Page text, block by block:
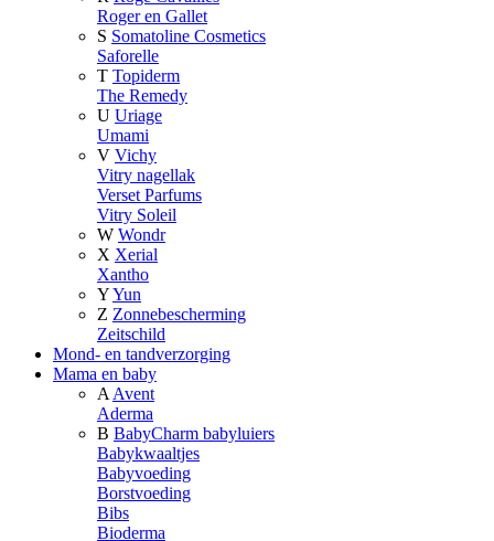
Roger en Gallet
S Somatoline Cosmetics
Saforelle
T Topiderm
The Remedy
U Uriage
Umami
V Vichy
Vitry nagellak
Verset Parfums
Vitry Soleil
W Wondr
X Xerial
Xantho
YYun
Z Zonnebescherming
Zeitschild
Mond- en tandverzorging
Mama en baby
A Avent
Aderma
B BabyCharm babyluiers
Babykwaaltjes
Babyvoeding
Borstvoeding
Bibs
Bioderma